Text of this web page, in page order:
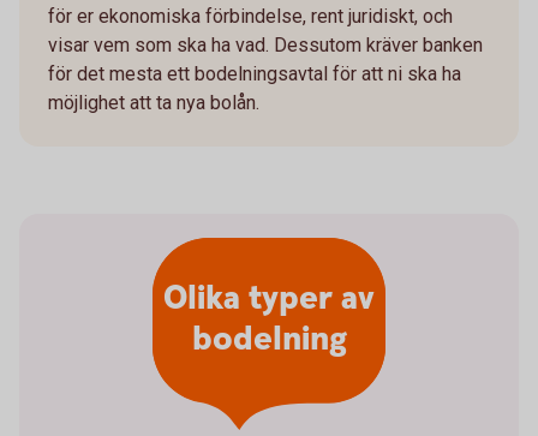
för er ekonomiska förbindelse, rent juridiskt, och
visar vem som ska ha vad. Dessutom kräver banken
för det mesta ett bodelningsavtal för att ni ska ha
möjlighet att ta nya bolån.
Olika typer av
bodelning